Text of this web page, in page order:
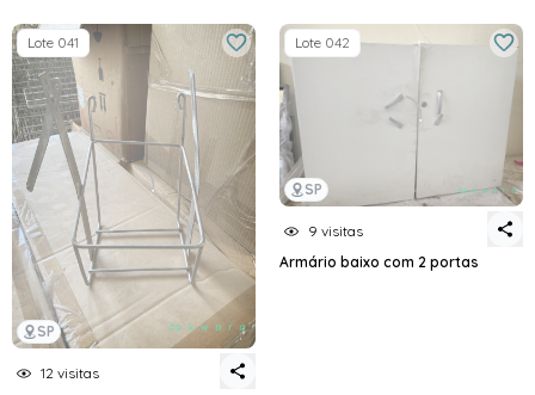
SP
Lote 041
12 visitas
SP
Lote 042
9 visitas
Armário baixo com 2 portas